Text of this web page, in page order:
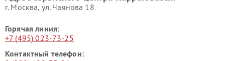
г. Москва, ул. Чаянова 18
Горячая линия:
+7 (495) 023-73-25
Контактный телефон: